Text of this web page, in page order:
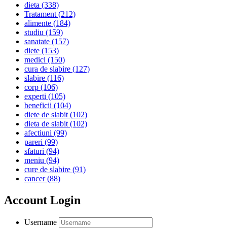
dieta (338)
Tratament(212)
alimente (184)
studiu (159)
sanatate (157)
diete (153)
medici (150)
cura de slabire (127)
slabire (116)
corp (106)
experti (105)
beneficii (104)
diete de slabit(102)
dieta de slabit(102)
afectiuni (99)
pareri (99)
sfaturi (94)
meniu (94)
cure de slabire (91)
cancer(88)
Account Login
Username